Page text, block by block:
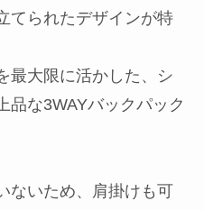
てられたデザインが特
最大限に活かした、シ
品な3WAYバックパック
ないため、肩掛けも可